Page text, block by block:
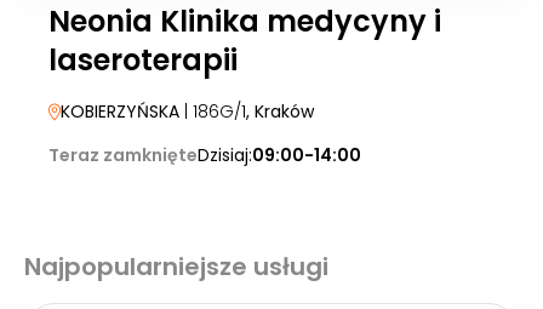
Neonia Klinika medycyny i
laseroterapii
KOBIERZYŃSKA | 186G/1, Kraków
Teraz zamknięteDzisiaj:09:00-14:00
Najpopularniejsze usługi